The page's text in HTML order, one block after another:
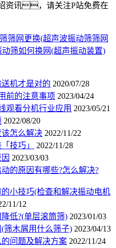
资讯，请关注P站免费在
筛网更换(超声波振动筛筛网
筛如何换网(超声振动装置)
机才是对的 2020/07/28
前的注意事项 2023/04/24
观看分机行业应用 2023/05/21
2022/08/20
怎么解决 2022/11/22
技巧」
2022/11/28
2023/03/03
的原因有哪些?怎么解决?
小技巧(检查和解决振动电机
11/12
低?(单层滚筒筛) 2023/01/03
筛木屑用什么筛子) 2023/04/13
问题及解决方案 2022/11/24